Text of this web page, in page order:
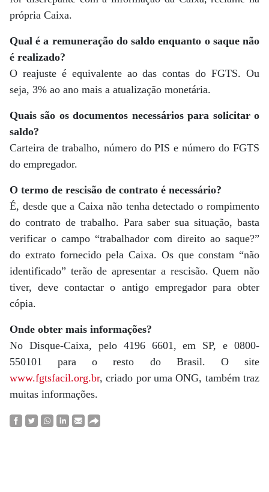
própria Caixa.
Qual é a remuneração do saldo enquanto o saque não
é realizado?
O reajuste é equivalente ao das contas do FGTS. Ou
seja, 3% ao ano mais a atualização monetária.
Quais são os documentos necessários para solicitar o
saldo?
Carteira de trabalho, número do PIS e número do FGTS
do empregador.
O termo de rescisão de contrato é necessário?
É, desde que a Caixa não tenha detectado o rompimento
do contrato de trabalho. Para saber sua situação, basta
verificar o campo “trabalhador com direito ao saque?”
do extrato fornecido pela Caixa. Os que constam “não
identificado” terão de apresentar a rescisão. Quem não
tiver, deve contactar o antigo empregador para obter
cópia.
Onde obter mais informações?
No Disque-Caixa, pelo 4196 6601, em SP, e 0800-
550101 para o resto do Brasil. O site
www.fgtsfacil.org.br, criado por uma ONG, também traz
muitas informações.